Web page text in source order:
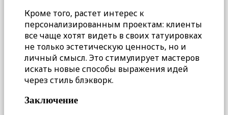
Кроме того, растет интерес к
персонализированным проектам: клиенты
все чаще хотят видеть в своих татуировках
не только эстетическую ценность, но и
личный смысл. Это стимулирует мастеров
искать новые способы выражения идей
через стиль блэкворк.
Заключение